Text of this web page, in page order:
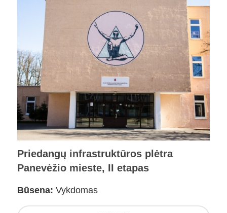
Priedangų infrastruktūros plėtra
Panevėžio mieste, II etapas
Būsena: Vykdomas